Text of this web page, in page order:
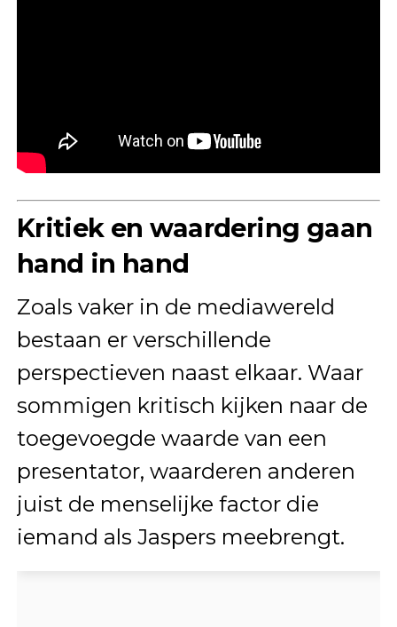
Kritiek en waardering gaan
hand in hand
Zoals vaker in de mediawereld
bestaan er verschillende
perspectieven naast elkaar. Waar
sommigen kritisch kijken naar de
toegevoegde waarde van een
presentator, waarderen anderen
juist de menselijke factor die
iemand als Jaspers meebrengt.